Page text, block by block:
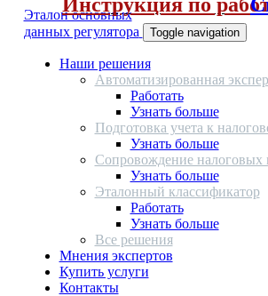
Эталон основных
данных регулятора
Toggle navigation
Наши решения
Автоматизированная
Работать
Узнать больше
Подготовка учета к
Узнать больше
Сопровождение налоговых
Узнать больше
Эталонный классификатор
Работать
Узнать больше
Все решения
Мнения экспертов
Купить услуги
Контакты